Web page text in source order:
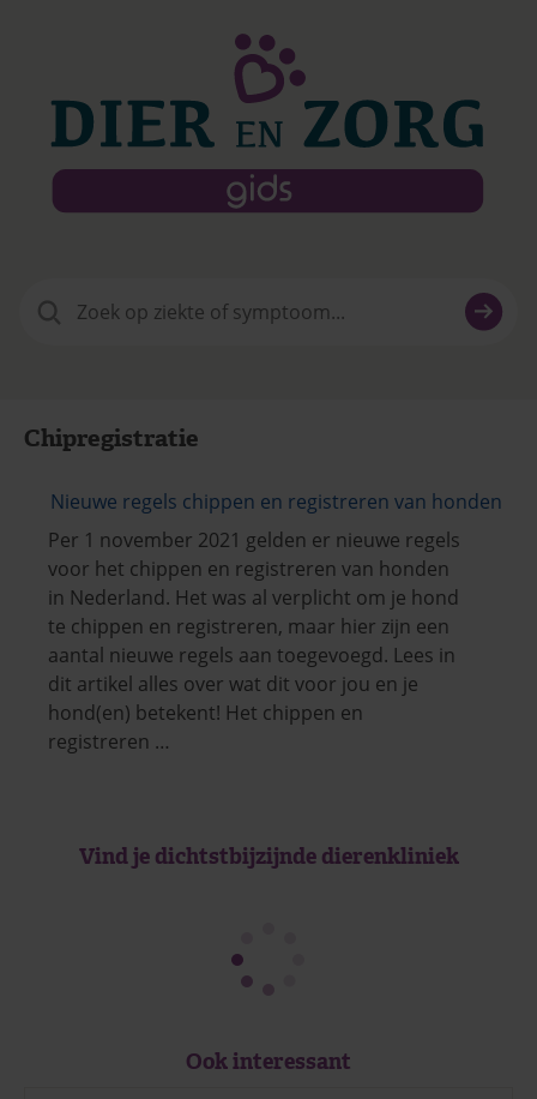
naar:
Chipregistratie
Nieuwe regels chippen en registreren van honden
Per 1 november 2021 gelden er nieuwe regels
voor het chippen en registreren van honden
in Nederland. Het was al verplicht om je hond
te chippen en registreren, maar hier zijn een
aantal nieuwe regels aan toegevoegd. Lees in
dit artikel alles over wat dit voor jou en je
hond(en) betekent! Het chippen en
registreren …
Vind je dichtstbijzijnde dierenkliniek
Ook interessant